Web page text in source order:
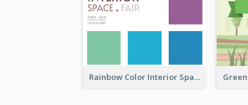
Rainbow Color Interior Space Fair Invitation